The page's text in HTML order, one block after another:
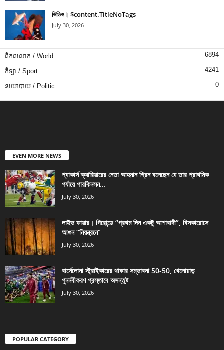
ভিডিও। $content.TitleNoTags
July 30, 2026
ពិភពលោក / World 6894
កីឡា / Sport 4241
នយោបាយ / Politic 0
EVEN MORE NEWS
প্যাকার্স ক্যারিয়ারের নেতা আহমান গ্রিন বলেছেন যে তার প্রাথমিক
পর্যায়ে পারকিনসন...
July 30, 2026
লাইভ ফায়ার। গিরোন্ডে “প্রথম দিন একটু আশাবাদী”, বিসকারোসে
আগুন “নিয়ন্ত্রনে”
July 30, 2026
বার্সেলোনা স্ট্রাইকারের থাকার সম্ভাবনা 50-50, খেলোয়াড়
পুনর্নবীকরণ প্রস্তাবে অসন্তুষ্ট
July 30, 2026
POPULAR CATEGORY